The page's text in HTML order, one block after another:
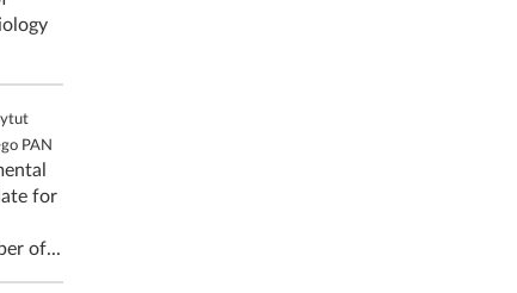
PAN
for
of...